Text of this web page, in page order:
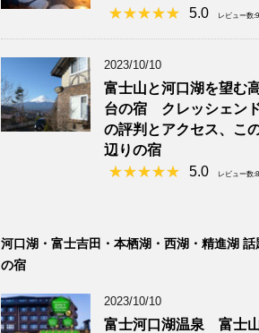
5.0
レビュー数
2023/10/10
富士山と河口湖を望む
台の宿 クレッシェン
の評判とアクセス、こ
辺りの宿
5.0
レビュー数
河口湖・富士吉田・本栖湖・西湖・精進湖 話
の宿
2023/10/10
富士河口湖温泉 富士